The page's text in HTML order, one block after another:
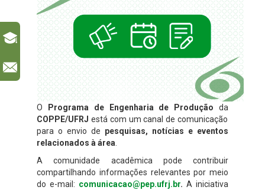
O Programa de Engenharia de Produçãoda
COPPE/UFRJ está com um canal de comunicação
para o envio de pesquisas, notícias e eventos
relacionados à área
A comunidade acadêmica pode contribuir
compartilhando informações relevantes por meio
do e-mail: comunicacao@pep.ufrj.br. A iniciativa